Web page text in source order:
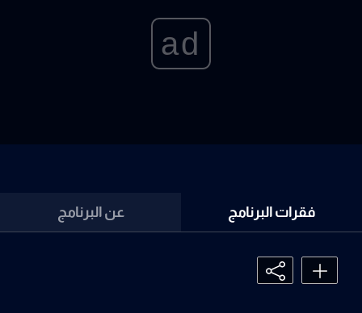
ad
فقرات البرنامج عن البرنامج